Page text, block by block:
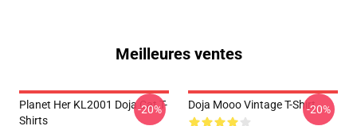
Meilleures ventes
Planet Her KL2001 Doja Cat T-
Shirts
-20% Doja Mooo Vintage T-Shirt-20%